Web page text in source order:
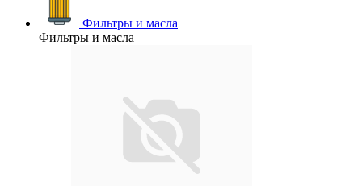
Фильтры и масла
Фильтры и масла